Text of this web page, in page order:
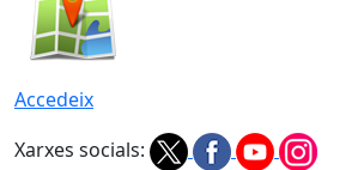
Accedeix
Xarxes socials: